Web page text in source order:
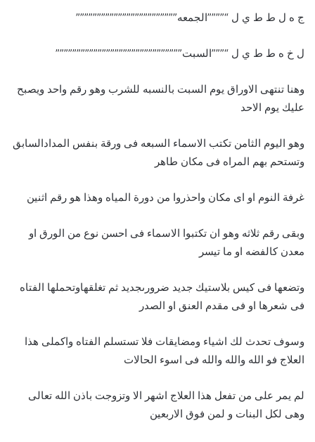
ج ه ل ط ط ي ل “””””الجمعه””””””””””””””””””””””””
ل خ ه ط ط ي ل “”””السبت””””””””””””””””””””””””””””””
وهنا تنتهى الاوراق يوم السبت بالنسبه للشرب وهو رقم واحد ويصبح
عليك يوم الاحد
وهو اليوم الثامن تكتب الاسماء السبعه فى ورقة بنفس المدادالسابق
وتستحم بهم المراه فى مكان طاهر
غرفة النوم او اى مكان واحذروا من دورة المياه وهذا هو رقم اثنين
وبقى رقم ثلاثه وهو ان تكتبوا الاسماء فى احسن نوع من الورق او
معدن كالفضه او ما تيسر
وتضعها فى كيس بلاستيك جديد ضرورىجديد ثم تغلقهاوتحملها الفتاه
فى شعرها او فى مقدم العنق او الصدر
وسوف تحدث لك اشياء ومضايقات فلا تستسلم الفتاه واكملى هذا
العلاج فو الله والله والله فى اسوء الحالات
لم يمر على من تفعل هذا العلاج اشهر الا وتزوجت باذن الله تعالى
وهى لكل البنات و لمن فوق الاربعين